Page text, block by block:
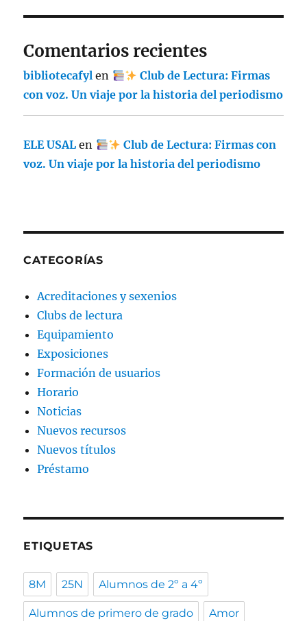
Comentarios recientes
bibliotecafyl en
Club de Lectura: Firmas
con voz. Un viaje por la historia del periodismo
ELE USAL en
Club de Lectura: Firmas con
voz. Un viaje por la historia del periodismo
CATEGORÍAS
Acreditaciones y sexenios
Clubs de lectura
Equipamiento
Exposiciones
Formación de usuarios
Horario
Noticias
Nuevos recursos
Nuevos títulos
Préstamo
ETIQUETAS
8M 25N Alumnos de 2º a 4º
Alumnos de primero de grado Amor